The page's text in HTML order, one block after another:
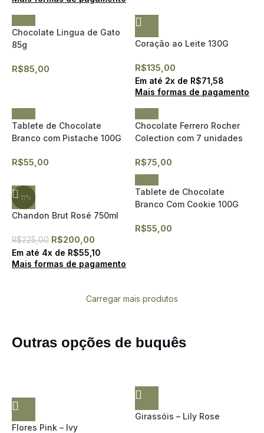
Chocolate Lingua de Gato
85g
R$85,00
Coração ao Leite 130G
R$135,00
Em até 2x de R$71,58
Mais formas de pagamento
Tablete de Chocolate
Branco com Pistache 100G
R$55,00
Chocolate Ferrero Rocher
Colection com 7 unidades
R$75,00
- 11%
Chandon Brut Rosé 750ml
R$225,00 R$200,00
Em até 4x de R$55,10
Mais formas de pagamento
Tablete de Chocolate
Branco Com Cookie 100G
R$55,00
Carregar mais produtos
Outras opções de buquês
Flores Pink – Ivy
Girassóis – Lily Rose